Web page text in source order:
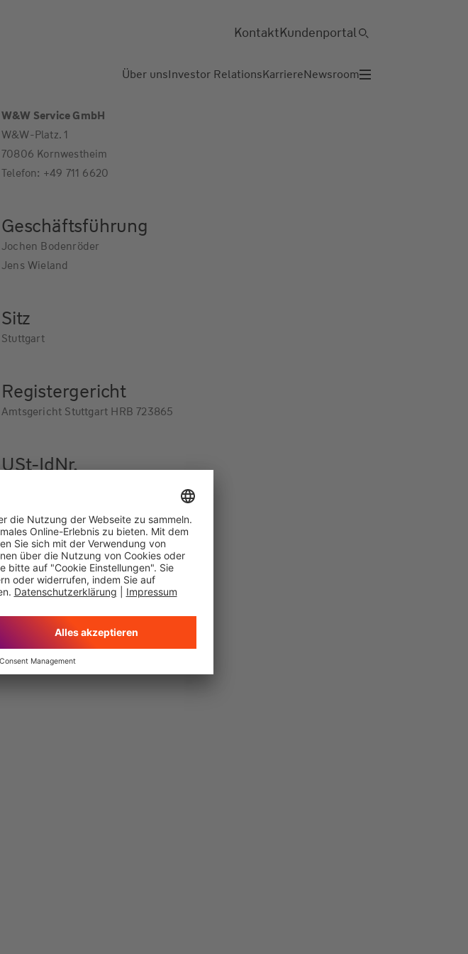
Über unsInvestor RelationsKarriereNewsroom
KontaktKundenportal
W&W Service GmbH
W&W-Platz. 1
70806 Kornwestheim
Telefon: +49 711 6620
Geschäftsführung
Jochen Bodenröder
Jens Wieland
Sitz
Stuttgart
Registergericht
Amtsgericht Stuttgart HRB 723865
USt-IdNr.